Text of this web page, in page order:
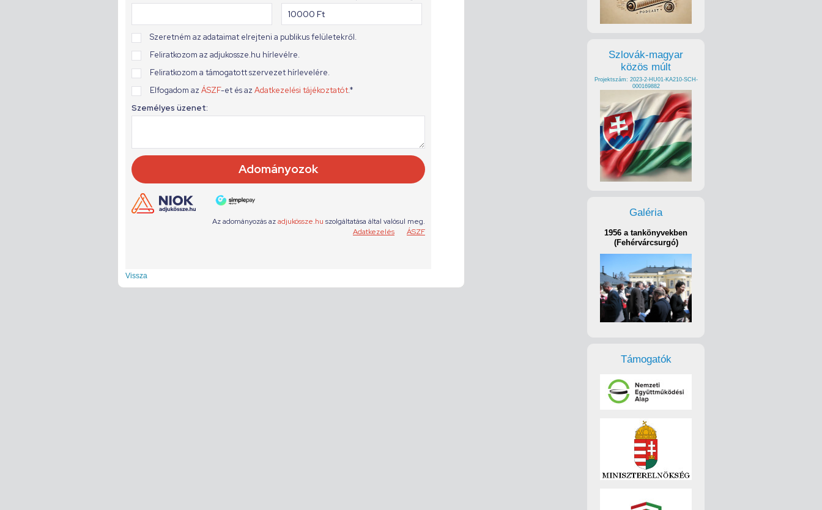
Vissza
Szlovák-magyar
közös múlt
Projektszám: 2023-2-HU01-KA210-SCH-
000169882
Galéria
1956 a tankönyvekben
(Fehérvárcsurgó)
Támogatók